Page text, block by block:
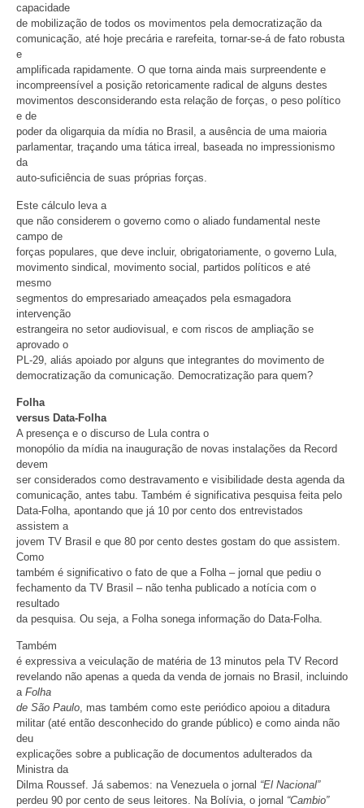
capacidade
de mobilização de todos os movimentos pela democratização da
comunicação, até hoje precária e rarefeita, tornar-se-á de fato robusta
e
amplificada rapidamente. O que torna ainda mais surpreendente e
incompreensível a posição retoricamente radical de alguns destes
movimentos desconsiderando esta relação de forças, o peso político
e de
poder da oligarquia da mídia no Brasil, a ausência de uma maioria
parlamentar, traçando uma tática irreal, baseada no impressionismo
da
auto-suficiência de suas próprias forças.
Este cálculo leva a
que não considerem o governo como o aliado fundamental neste
campo de
forças populares, que deve incluir, obrigatoriamente, o governo Lula,
movimento sindical, movimento social, partidos políticos e até
mesmo
segmentos do empresariado ameaçados pela esmagadora
intervenção
estrangeira no setor audiovisual, e com riscos de ampliação se
aprovado o
PL-29, aliás apoiado por alguns que integrantes do movimento de
democratização da comunicação. Democratização para quem?
Folha
versus Data-Folha
A presença e o discurso de Lula contra o
monopólio da mídia na inauguração de novas instalações da Record
devem
ser considerados como destravamento e visibilidade desta agenda da
comunicação, antes tabu. Também é significativa pesquisa feita pelo
Data-Folha, apontando que já 10 por cento dos entrevistados
assistem a
jovem TV Brasil e que 80 por cento destes gostam do que assistem.
Como
também é significativo o fato de que a Folha – jornal que pediu o
fechamento da TV Brasil – não tenha publicado a notícia com o
resultado
da pesquisa. Ou seja, a Folha sonega informação do Data-Folha.
Também
é expressiva a veiculação de matéria de 13 minutos pela TV Record
revelando não apenas a queda da venda de jornais no Brasil, incluindo
a Folha
de São Paulo, mas também como este periódico apoiou a ditadura
militar (até então desconhecido do grande público) e como ainda não
deu
explicações sobre a publicação de documentos adulterados da
Ministra da
Dilma Roussef. Já sabemos: na Venezuela o jornal “El Nacional”
perdeu 90 por cento de seus leitores. Na Bolívia, o jornal “Cambio”